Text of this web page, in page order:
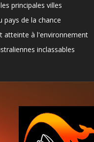
principales villes
pays de la chance
atteinte à l'environnement
inclassables